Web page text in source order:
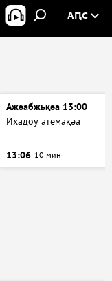
АԤС
Ажәабжьқәа 13:00
Ихадоу атемақәа
13:06 10 мин